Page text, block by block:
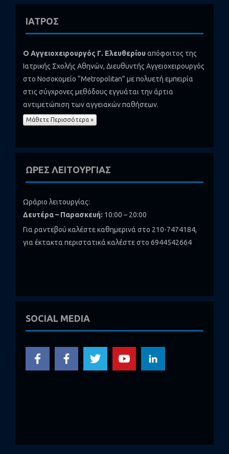
ΙΑΤΡΟΣ
Ο Αγγειοχειρουργός Γ. Ελευθερίου απόφοιτος της
Ιατρικής Σχολής Αθηνών, Διευθυντής Αγγειοχειρουργός
στο Νοσοκομείο “Metropolitan” με πολυετή εμπειρία
στις σύγχρονες μεθόδους εγγυάται την άρτια
αντιμετώπιση των αγγειακών παθήσεων.
Μάθετε Περισσότερα »
ΩΡΕΣ ΛΕΙΤΟΥΡΓΙΑΣ
Ωράριο λειτουργίας:
Δευτέρα – Παρασκευή: 10:00 – 20:00
Για ραντεβού καλέστε καθημερινά στο 210-7474184,
για έκτακτα περιστατικά καλέστε στο 6944542664
SOCIAL MEDIA